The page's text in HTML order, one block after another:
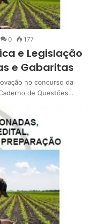
0 177
e Legislação
e Gabaritas
no concurso da
de Questões…